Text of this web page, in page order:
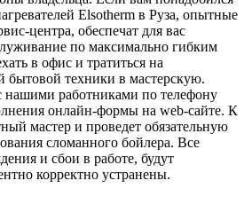
Elsotherm в Руза, опытные
центра, обеспечат для вас
по максимально гибким
в офис и тратиться на
бытовой техники в мастерскую.
нашими работниками по телефону
онлайн-формы на web-сайте. К
мастер и проведет обязательную
сломанного бойлера. Все
и сбои в работе, будут
корректно устранены.